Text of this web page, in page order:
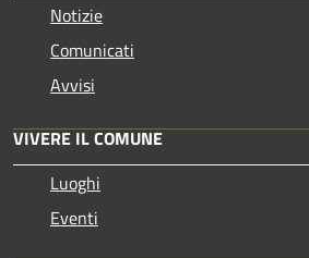
Notizie
Comunicati
Avvisi
VIVERE IL COMUNE
Luoghi
Eventi